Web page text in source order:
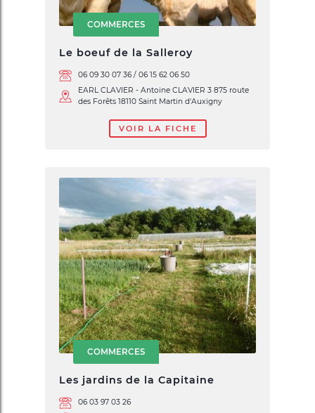
COMMERCES
Le boeuf de la Salleroy
06 09 30 07 36 / 06 15 62 06 50
EARL CLAVIER - Antoine CLAVIER 3 875 route
des Forêts 18110 Saint Martin d'Auxigny
VOIR LA FICHE
COMMERCES
Les jardins de la Capitaine
06 03 97 03 26